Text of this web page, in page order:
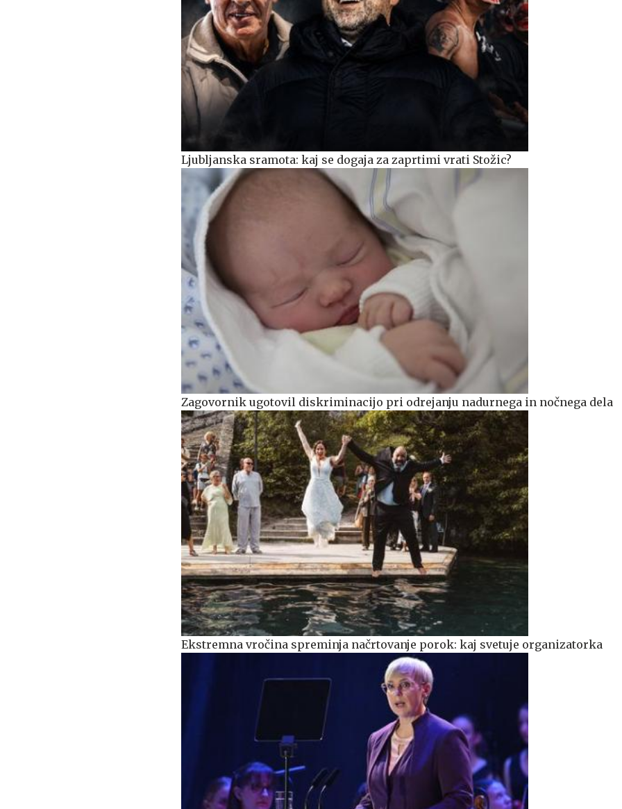
Ljubljanska sramota: kaj se dogaja za zaprtimi vrati Stožic?
Zagovornik ugotovil diskriminacijo pri odrejanju nadurnega in nočnega dela
Ekstremna vročina spreminja načrtovanje porok: kaj svetuje organizatorka